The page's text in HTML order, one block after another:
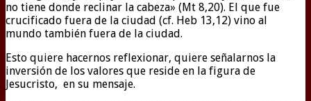
no tiene donde reclinar la cabeza» (Mt 8,20). El que fue
crucificado fuera de la ciudad (cf. Heb 13,12) vino al
mundo también fuera de la ciudad.
Esto quiere hacernos reflexionar, quiere señalarnos la
inversión de los valores que reside en la figura de
Jesucristo, en su mensaje.